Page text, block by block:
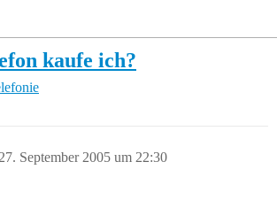
kaufe ich?
27. September 2005 um 22:30